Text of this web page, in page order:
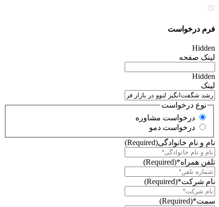
فرم درخواست
Hidden
لینک صفحه
Hidden
لینک
نوع درخواست
درخواست مشاوره
درخواست دمو
نام و نام خانوادگی(Required)
تلفن همراه*(Required)
نام شرکت*(Required)
سمت*(Required)